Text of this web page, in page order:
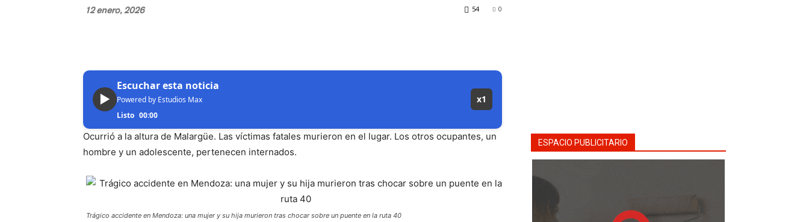
12 enero, 2026 0
54
▶
Escuchar esta noticia
Powered by Estudios Max
Listo 00:00
x1
Ocurrió a la altura de Malargüe. Las víctimas fatales murieron en el lugar. Los otros ocupantes, un
hombre y un adolescente, pertenecen internados.
Trágico accidente en Mendoza: una mujer y su hija murieron tras chocar sobre un puente en la ruta 40
ESPACIO PUBLICITARIO